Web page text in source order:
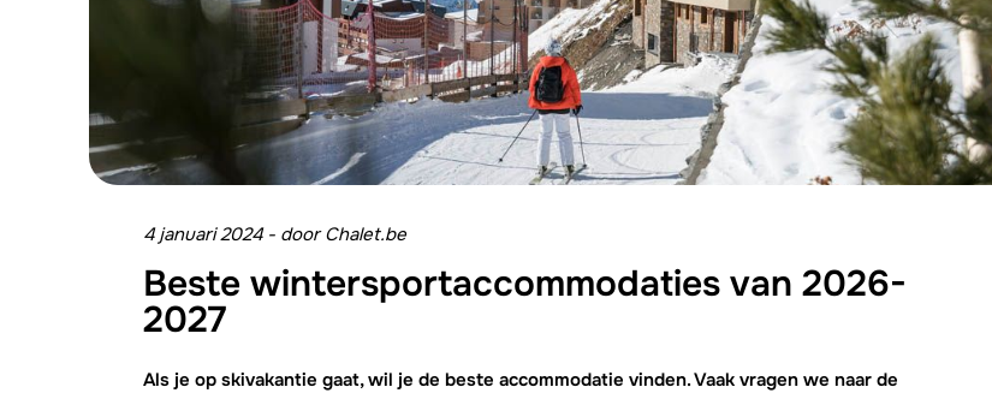
4 januari 2024 - doorChalet.be
Beste wintersportaccommodaties van 2026-
2027
Als je op skivakantie gaat, wil je de beste accommodatie vinden. Vaak vragen we naar de